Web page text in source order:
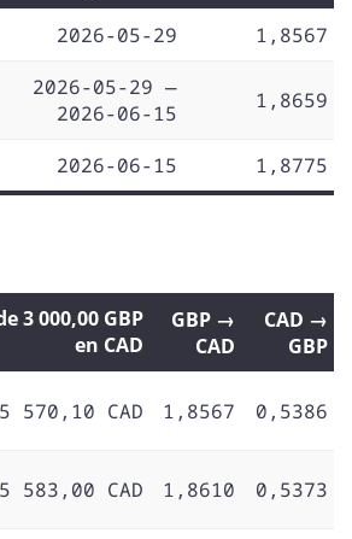
2026-05-29 1,8567
2026-05-29 —
2026-06-15
1,8659
2026-06-15 1,8775
3 000,00 GBP
en CAD
GBP →
CAD
CAD →
GBP
5 570,10 CAD 1,8567 0,5386
5 583,00 CAD 1,8610 0,5373